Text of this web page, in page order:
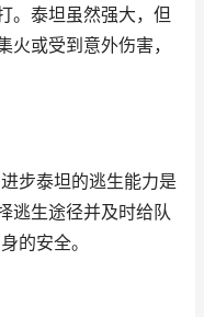
。泰坦虽然强大，但
或受到意外伤害，
步泰坦的逃生能力是
逃生途径并及时给队
的安全。